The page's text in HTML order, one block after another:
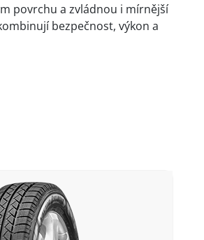
povrchu a zvládnou i mírnější
bezpečnost, výkon a